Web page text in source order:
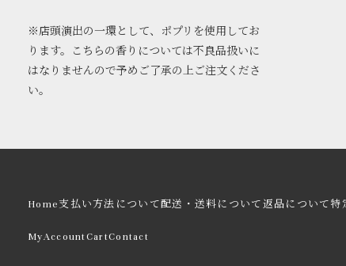
※店頭演出の一環として、ポプリを使用してお
ります。こちらの香りについては不良品扱いに
はなりませんので予めご了承の上ご注文くださ
い。
Home支払い方法について配送・送料について 返品について 特
MyAccountCartContact